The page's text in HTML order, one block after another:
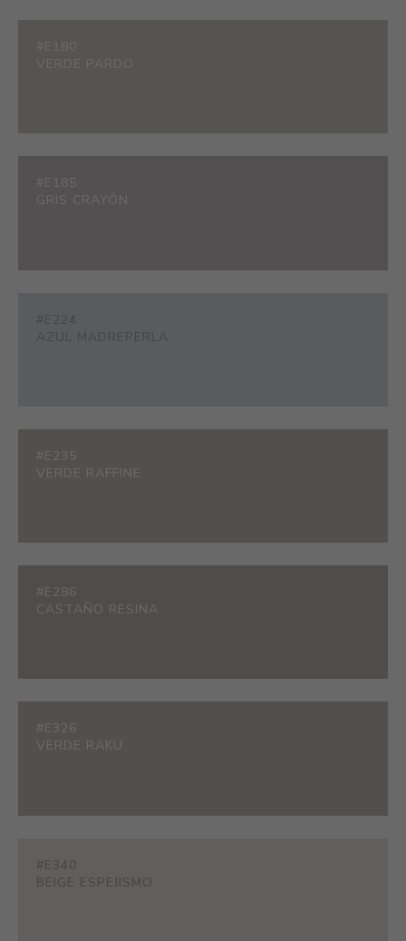
#E180
VERDE PARDO
#E185
GRIS CRAYÓN
#E224
AZUL MADREPERLA
#E235
VERDE RAFFINE
#E286
CASTAÑO RESINA
#E326
VERDE RAKU
#E340
BEIGE ESPEJISMO